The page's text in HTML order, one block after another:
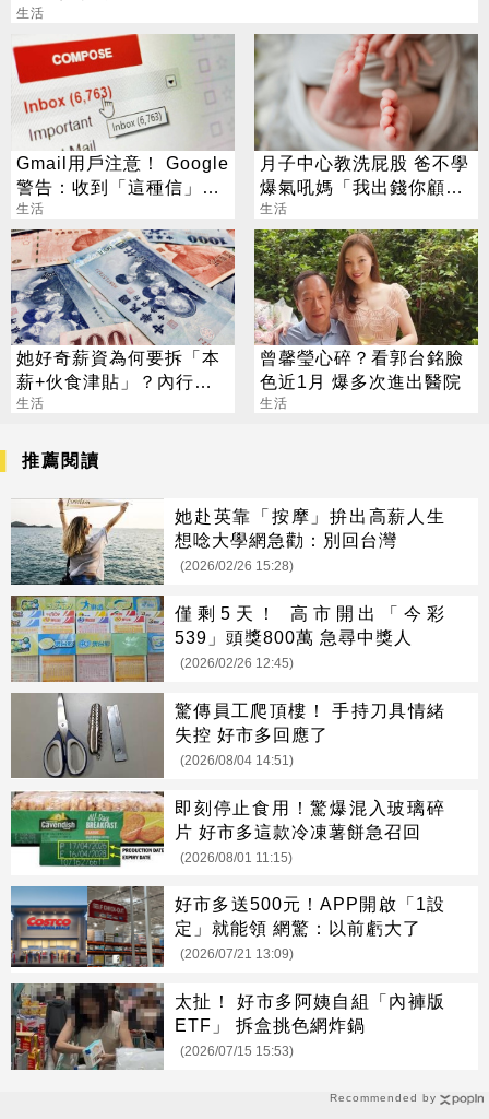
生活
Gmail用戶注意！ Google
警告：收到「這種信」千
萬別點
生活
月子中心教洗屁股 爸不學
爆氣吼媽「我出錢你顧
孩」 網看法兩極
生活
她好奇薪資為何要拆「本
薪+伙食津貼」？內行曝
好處：比較省
生活
曾馨瑩心碎？看郭台銘臉
色近1月 爆多次進出醫院
生活
Recommended by
推薦閱讀
她赴英靠「按摩」拚出高薪人生
想唸大學網急勸：別回台灣
(2026/02/26 15:28)
僅剩5天！ 高市開出「今彩
539」頭獎800萬 急尋中獎人
(2026/02/26 12:45)
驚傳員工爬頂樓！ 手持刀具情緒
失控 好市多回應了
(2026/08/04 14:51)
即刻停止食用！驚爆混入玻璃碎
片 好市多這款冷凍薯餅急召回
(2026/08/01 11:15)
好市多送500元！APP開啟「1設
定」就能領 網驚：以前虧大了
(2026/07/21 13:09)
太扯！ 好市多阿姨自組「內褲版
ETF」 拆盒挑色網炸鍋
(2026/07/15 15:53)